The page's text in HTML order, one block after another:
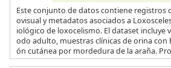
Este conjunto de datos contiene registros
ovisual y metadatos asociados a
iológico de loxocelismo. El dataset incluye
odo adulto, muestras clínicas de orina con
ón cutánea por mordedura de la araña.